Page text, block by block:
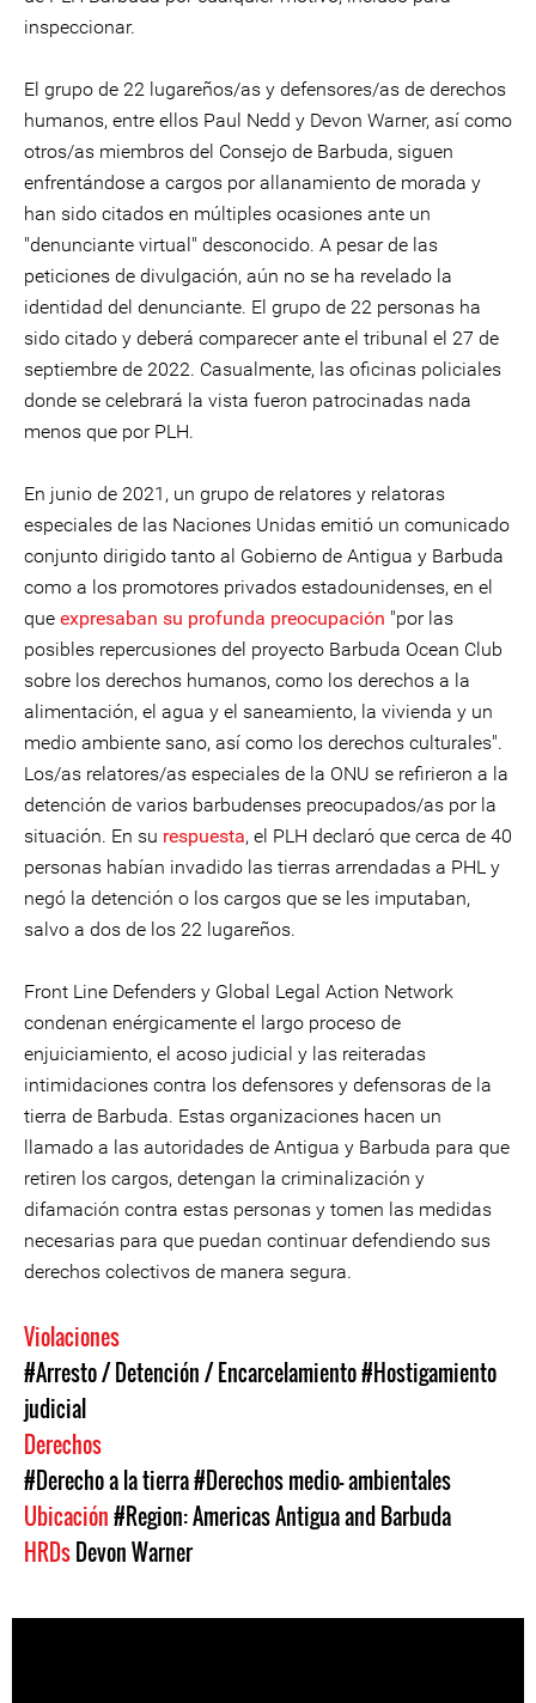
inspeccionar.
El grupo de 22 lugareños/as y defensores/as de derechos
humanos, entre ellos Paul Nedd y Devon Warner, así como
otros/as miembros del Consejo de Barbuda, siguen
enfrentándose a cargos por allanamiento de morada y
han sido citados en múltiples ocasiones ante un
"denunciante virtual" desconocido. A pesar de las
peticiones de divulgación, aún no se ha revelado la
identidad del denunciante. El grupo de 22 personas ha
sido citado y deberá comparecer ante el tribunal el 27 de
septiembre de 2022. Casualmente, las oficinas policiales
donde se celebrará la vista fueron patrocinadas nada
menos que por PLH.
En junio de 2021, un grupo de relatores y relatoras
especiales de las Naciones Unidas emitió un comunicado
conjunto dirigido tanto al Gobierno de Antigua y Barbuda
como a los promotores privados estadounidenses, en el
que expresaban su profunda preocupación "por las
posibles repercusiones del proyecto Barbuda Ocean Club
sobre los derechos humanos, como los derechos a la
alimentación, el agua y el saneamiento, la vivienda y un
medio ambiente sano, así como los derechos culturales".
Los/as relatores/as especiales de la ONU se refirieron a la
detención de varios barbudenses preocupados/as por la
situación. En su respuesta, el PLH declaró que cerca de 40
personas habían invadido las tierras arrendadas a PHL y
negó la detención o los cargos que se les imputaban,
salvo a dos de los 22 lugareños.
Front Line Defenders y Global Legal Action Network
condenan enérgicamente el largo proceso de
enjuiciamiento, el acoso judicial y las reiteradas
intimidaciones contra los defensores y defensoras de la
tierra de Barbuda. Estas organizaciones hacen un
llamado a las autoridades de Antigua y Barbuda para que
retiren los cargos, detengan la criminalización y
difamación contra estas personas y tomen las medidas
necesarias para que puedan continuar defendiendo sus
derechos colectivos de manera segura.
Violaciones
#Arresto / Detención / Encarcelamiento#Hostigamiento
judicial
Derechos
#Derecho a la tierra#Derechos medio- ambientales
Ubicación#Region: AmericasAntigua and Barbuda
HRDsDevon Warner